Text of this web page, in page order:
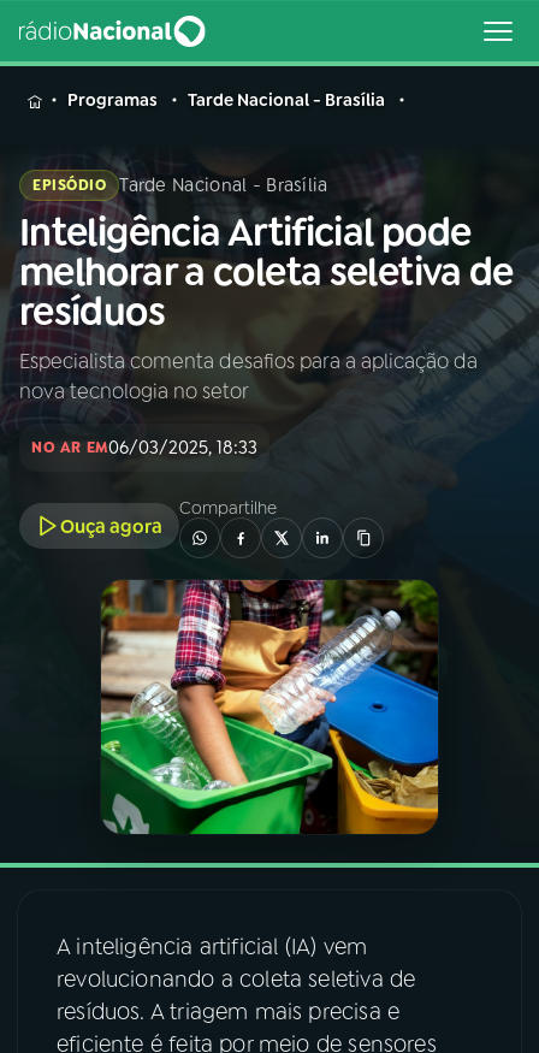
MENU
Buscar
na
Rádio
Nacional
Buscar
AO VIVO
INÍCIO
A RÁDIO
PROGRAMAÇÃO
PROGRAMAS
PODCASTS
VIDEOCASTS
08FESTIVAL DE MÚSICA
Programas Tarde Nacional - Brasília
EPISÓDIO Tarde Nacional - Brasília
Inteligência Artificial pode
melhorar a coleta seletiva de
resíduos
Especialista comenta desafios para a aplicação da
nova tecnologia no setor
NO AR EM06/03/2025, 18:33
Ouça agora
Compartilhe
A inteligência artificial (IA) vem
revolucionando a coleta seletiva de
resíduos. A triagem mais precisa e
eficiente é feita por meio de sensores